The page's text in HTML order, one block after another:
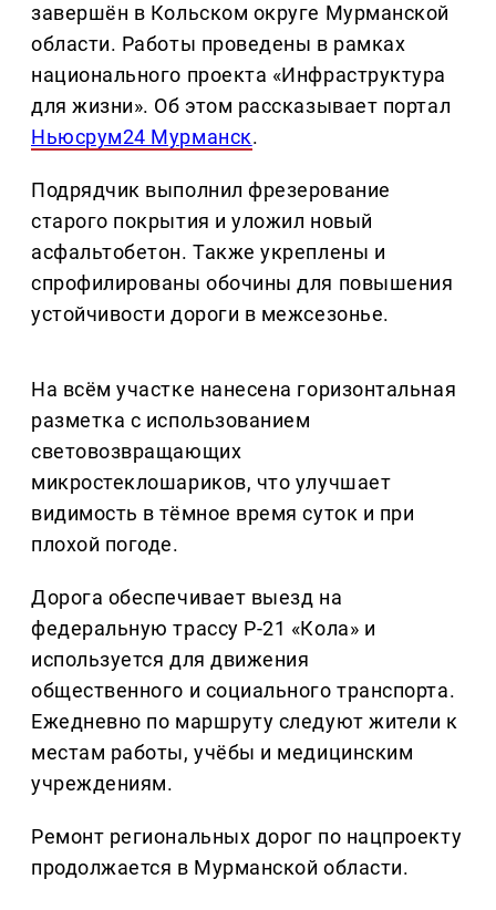
завершён в Кольском округе Мурманской
области. Работы проведены в рамках
национального проекта «Инфраструктура
для жизни». Об этом рассказывает портал
Ньюсрум24 Мурманск.
Подрядчик выполнил фрезерование
старого покрытия и уложил новый
асфальтобетон. Также укреплены и
спрофилированы обочины для повышения
устойчивости дороги в межсезонье.
На всём участке нанесена горизонтальная
разметка с использованием
световозвращающих
микростеклошариков, что улучшает
видимость в тёмное время суток и при
плохой погоде.
Дорога обеспечивает выезд на
федеральную трассу Р-21 «Кола» и
используется для движения
общественного и социального транспорта.
Ежедневно по маршруту следуют жители к
местам работы, учёбы и медицинским
учреждениям.
Ремонт региональных дорог по нацпроекту
продолжается в Мурманской области.